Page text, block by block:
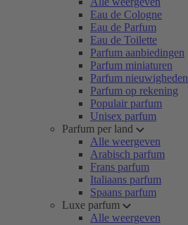
Eau de Cologne
Eau de Parfum
Eau de Toilette
Parfum aanbiedingen
Parfum miniaturen
Parfum nieuwigheden
Parfum op rekening
Populair parfum
Unisex parfum
Parfum per land
Alle weergeven
Arabisch parfum
Frans parfum
Italiaans parfum
Spaans parfum
Luxe parfum
Alle weergeven